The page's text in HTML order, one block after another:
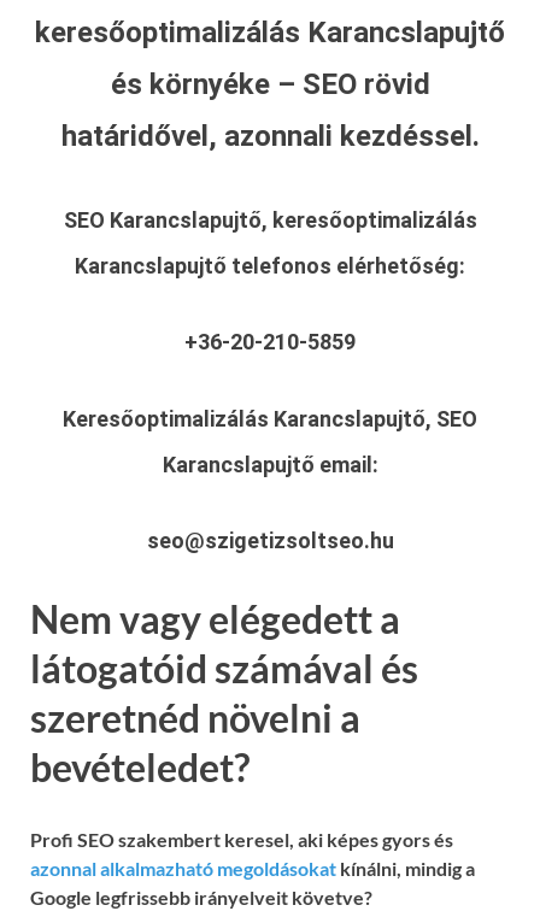
keresőoptimalizálás Karancslapujtő
és környéke – SEO rövid
határidővel, azonnali kezdéssel.
SEO Karancslapujtő, keresőoptimalizálás
Karancslapujtő telefonos elérhetőség:
+36-20-210-5859
Keresőoptimalizálás Karancslapujtő, SEO
Karancslapujtő email:
seo@szigetizsoltseo.hu
Nem vagy elégedett a
látogatóid számával és
szeretnéd növelni a
bevételedet?
Profi SEO szakembert keresel, aki képes gyors és
azonnal alkalmazható megoldásokat kínálni, mindig a
Google legfrissebb irányelveit követve?